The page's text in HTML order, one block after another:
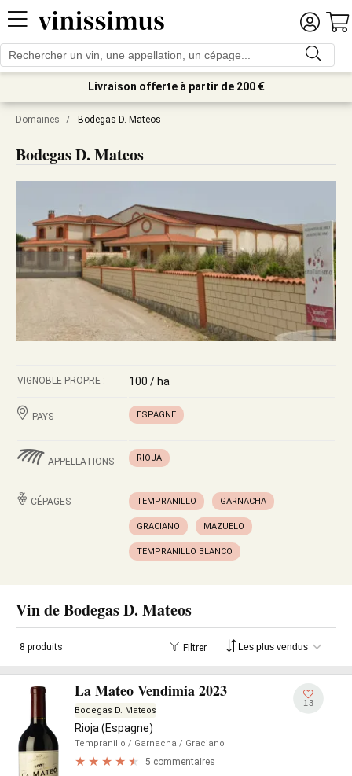
Livraison offerte à partir de 200 €
Domaines / Bodegas D. Mateos
Bodegas D. Mateos
VIGNOBLE PROPRE : 100 / ha
PAYS ESPAGNE
APPELLATIONS RIOJA
CÉPAGES TEMPRANILLO GARNACHA
GRACIANO MAZUELO
TEMPRANILLO BLANCO
Vin de Bodegas D. Mateos
8 produits Filtrer
La Mateo Vendimia 2023
Bodegas D. Mateos
Rioja (Espagne)
Tempranillo / Garnacha / Graciano
5 commentaires
13